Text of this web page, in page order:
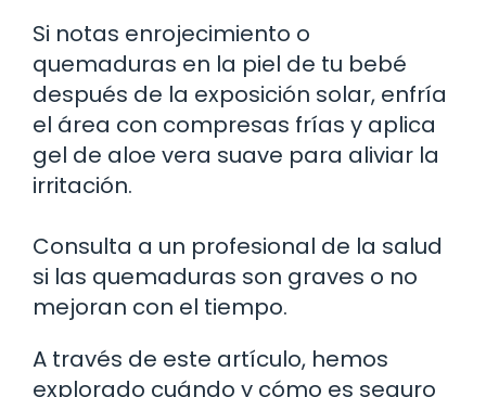
Si notas enrojecimiento o
quemaduras en la piel de tu bebé
después de la exposición solar, enfría
el área con compresas frías y aplica
gel de aloe vera suave para aliviar la
irritación.
Consulta a un profesional de la salud
si las quemaduras son graves o no
mejoran con el tiempo.
A través de este artículo, hemos
explorado cuándo y cómo es seguro